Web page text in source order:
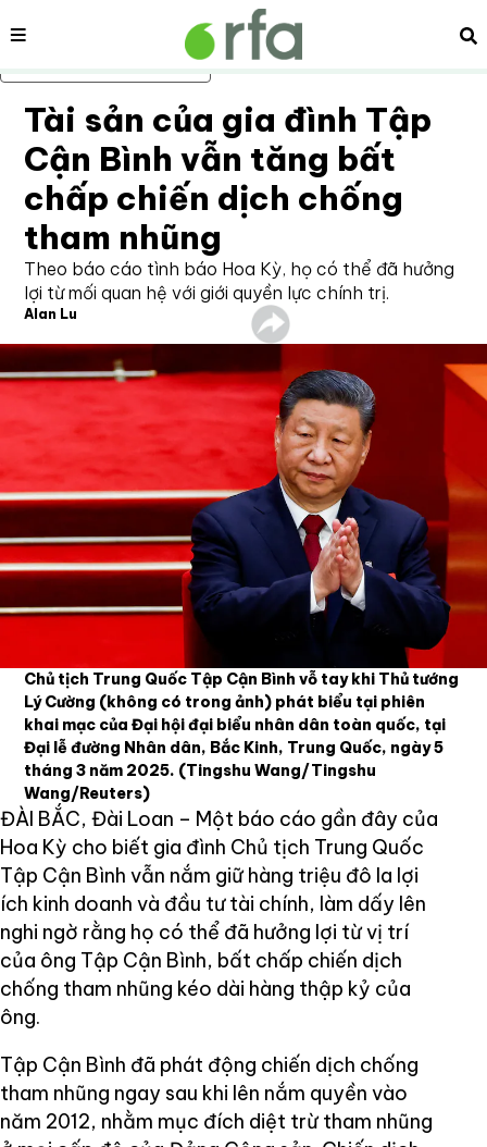
Bỏ qua nội dung chính
Nội dung
Tài sản của gia đình Tập
Cận Bình vẫn tăng bất
chấp chiến dịch chống
tham nhũng
Theo báo cáo tình báo Hoa Kỳ, họ có thể đã hưởng
lợi từ mối quan hệ với giới quyền lực chính trị.
Alan Lu
Chủ tịch Trung Quốc Tập Cận Bình vỗ tay khi Thủ tướng
Lý Cường (không có trong ảnh) phát biểu tại phiên
khai mạc của Đại hội đại biểu nhân dân toàn quốc, tại
Đại lễ đường Nhân dân, Bắc Kinh, Trung Quốc, ngày 5
tháng 3 năm 2025. (Tingshu Wang/Tingshu
Wang/Reuters)
ĐÀI BẮC, Đài Loan – Một báo cáo gần đây của
Hoa Kỳ cho biết gia đình Chủ tịch Trung Quốc
Tập Cận Bình vẫn nắm giữ hàng triệu đô la lợi
ích kinh doanh và đầu tư tài chính, làm dấy lên
nghi ngờ rằng họ có thể đã hưởng lợi từ vị trí
của ông Tập Cận Bình, bất chấp chiến dịch
chống tham nhũng kéo dài hàng thập kỷ của
ông.
Tập Cận Bình đã phát động chiến dịch chống
tham nhũng ngay sau khi lên nắm quyền vào
năm 2012, nhằm mục đích diệt trừ tham nhũng